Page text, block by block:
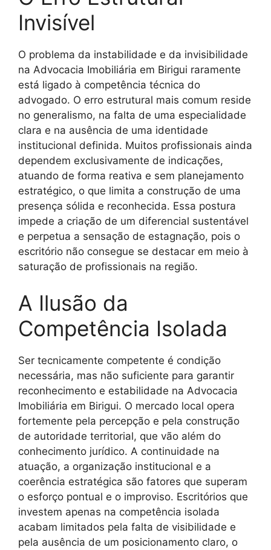
Invisível
O problema da instabilidade e da invisibilidade
na Advocacia Imobiliária em Birigui raramente
está ligado à competência técnica do
advogado. O erro estrutural mais comum reside
no generalismo, na falta de uma especialidade
clara e na ausência de uma identidade
institucional definida. Muitos profissionais ainda
dependem exclusivamente de indicações,
atuando de forma reativa e sem planejamento
estratégico, o que limita a construção de uma
presença sólida e reconhecida. Essa postura
impede a criação de um diferencial sustentável
e perpetua a sensação de estagnação, pois o
escritório não consegue se destacar em meio à
saturação de profissionais na região.
A Ilusão da
Competência Isolada
Ser tecnicamente competente é condição
necessária, mas não suficiente para garantir
reconhecimento e estabilidade na Advocacia
Imobiliária em Birigui. O mercado local opera
fortemente pela percepção e pela construção
de autoridade territorial, que vão além do
conhecimento jurídico. A continuidade na
atuação, a organização institucional e a
coerência estratégica são fatores que superam
o esforço pontual e o improviso. Escritórios que
investem apenas na competência isolada
acabam limitados pela falta de visibilidade e
pela ausência de um posicionamento claro, o